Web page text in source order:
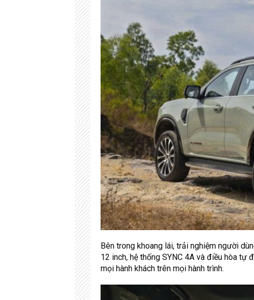
Bên trong khoang lái, trải nghiệm người
12 inch, hệ thống SYNC 4A và điều hòa
mọi hành khách trên mọi hành trình.